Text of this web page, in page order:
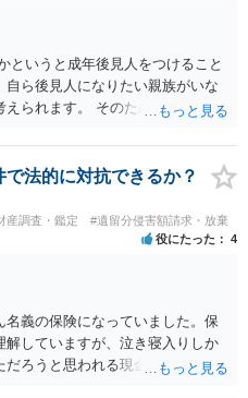
に相談して確認してもらうので
宛であることについて 代理人弁
くあることです。 問題ないと思
というと成年後見人をつけること
ら後見人になりたい親族がいな
られます。 そのため、ご相談の
後見人の財産の処分等に関して、
れます。 また、お祖母さんがお亡
可能性がありますが、 その場合は
３） 完全に拒否する方法はないか
ないとのことでしたら、親族の意
ば良いかも知れません。 後見人
にあえて連絡をしてくる可能性
考になさってください。
法的に対抗できるか？
産調査・鑑定 #遺留分侵害額請求・放棄
役にたった 4
義の保険になっていました。保
していますが、泣き寝入りしか
ろうと思われる現金の引き出し